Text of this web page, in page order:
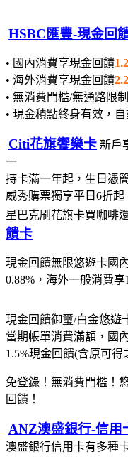
HSBC匯豐-現金回
• 國內消費享現金回饋
• 海外消費享現金回饋
• 無消費門檻/無通路限
• 現金積點終身有效，
Citi花旗饗樂卡 新戶
一
持卡滿一年起，生日憑
威秀購票獨享平日6折
星巴克刷花旗卡買咖啡
饋卡
現金回饋無限悠遊卡國
0.88%，海外一般消費享
現金回饋御璽/白金悠遊
當期帳單消費滿額，國
1.5%現金回饋(含原可得
免登錄！無消費門檻！
回饋！
ANZ澳盛銀行-信用
澳盛銀行信用卡有多種